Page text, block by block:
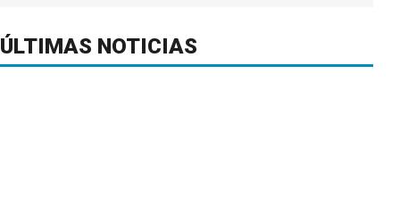
ÚLTIMAS NOTICIAS